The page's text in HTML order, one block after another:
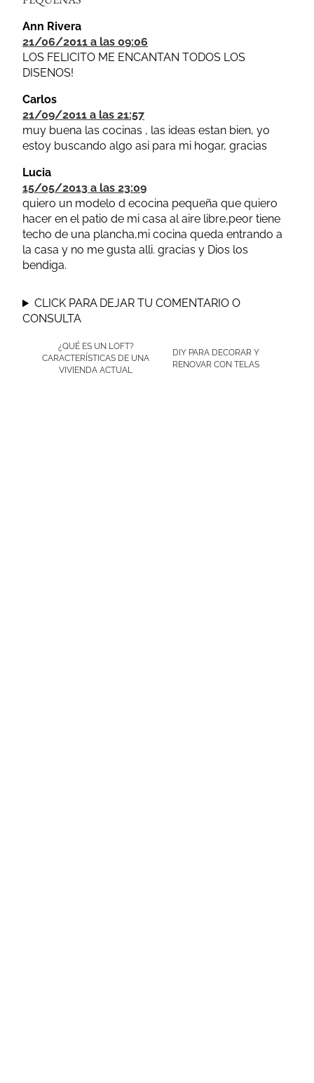
Ann Rivera
21/06/2011 a las 09:06
LOS FELICITO ME ENCANTAN TODOS LOS
DISENOS!
Carlos
21/09/2011 a las 21:57
muy buena las cocinas , las ideas estan bien, yo
estoy buscando algo asi para mi hogar, gracias
Lucia
15/05/2013 a las 23:09
quiero un modelo d ecocina pequeña que quiero
hacer en el patio de mi casa al aire libre,peor tiene
techo de una plancha,mi cocina queda entrando a
la casa y no me gusta alli. gracias y Dios los
bendiga.
CLICK PARA DEJAR TU COMENTARIO O
CONSULTA
¿QUÉ ES UN LOFT?
CARACTERÍSTICAS DE UNA
VIVIENDA ACTUAL
DIY PARA DECORAR Y
RENOVAR CON TELAS